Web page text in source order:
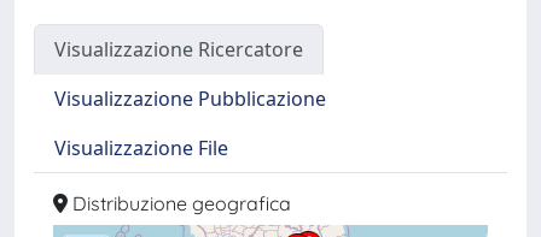
Visualizzazione Ricercatore
Visualizzazione Pubblicazione
Visualizzazione File
Distribuzione geografica